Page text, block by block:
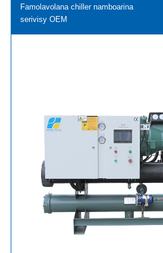
Famolavolana chiller namboarina
serivisy OEM